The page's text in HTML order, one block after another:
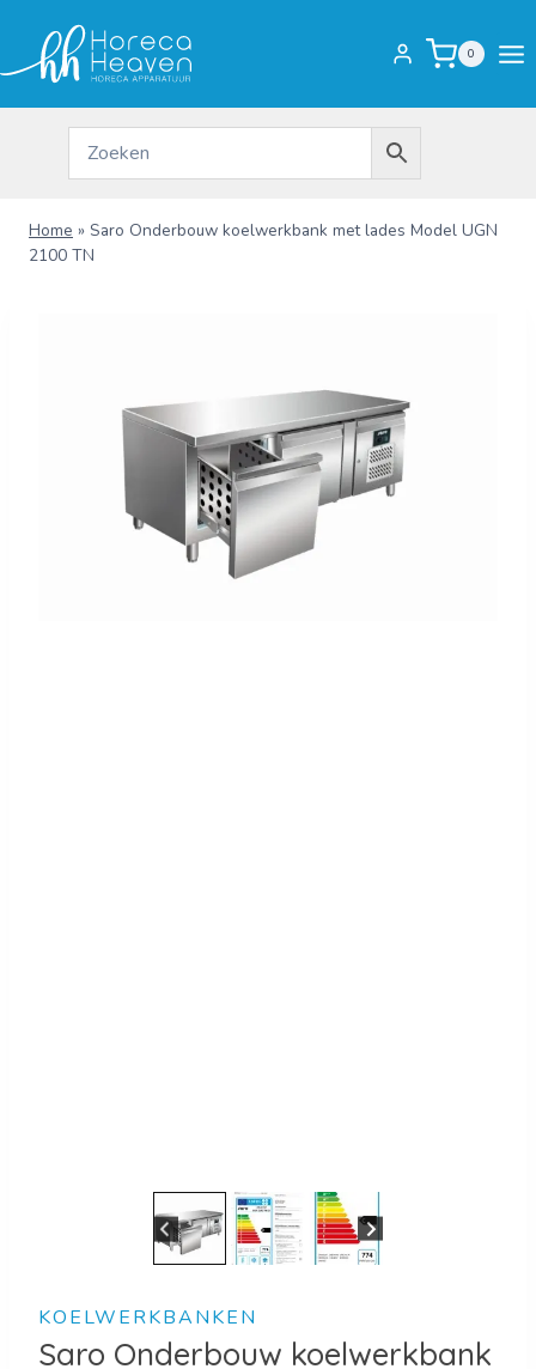
inhoud
0
Home » Saro Onderbouw koelwerkbank met lades Model UGN
2100 TN
KOELWERKBANKEN
Saro Onderbouw koelwerkbank